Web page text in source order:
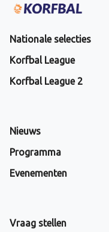
Nationale selecties
Korfbal League
Korfbal League 2
Nieuws
Programma
Evenementen
Vraag stellen